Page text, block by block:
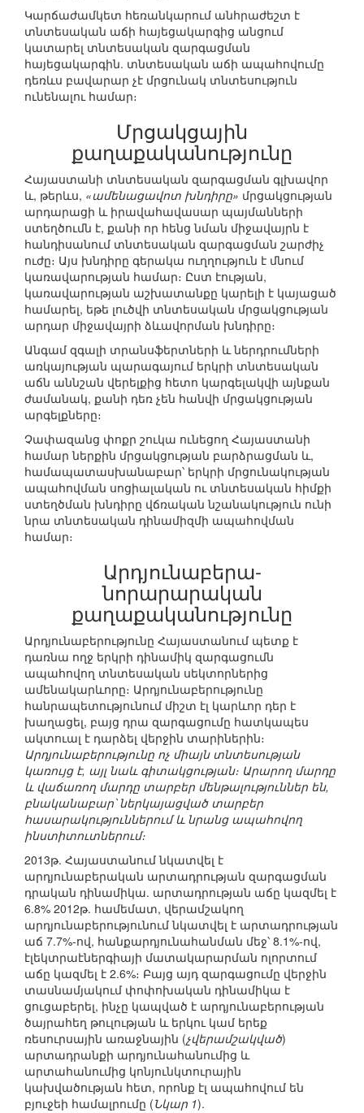
Կարճաժամկետ հեռանկարում անհրաժեշտ է
տնտեսական աճի հայեցակարգից անցում
կատարել տնտեսական զարգացման
հայեցակարգին. տնտեսական աճի ապահովումը
դեռևս բավարար չէ մրցունակ տնտեսություն
ունենալու համար։
Մրցակցային
քաղաքականությունը
Հայաստանի տնտեսական զարգացման գլխավոր
և, թերևս, «ամենացավոտ խնդիրը» մրցակցության
արդարացի և իրավահավասար պայմանների
ստեղծումն է, քանի որ հենց նման միջավայրն է
հանդիսանում տնտեսական զարգացման շարժիչ
ուժը։ Այս խնդիրը գերակա ուղղություն է մնում
կառավարության համար։ Ըստ էության,
կառավարության աշխատանքը կարելի է կայացած
համարել, եթե լուծվի տնտեսական մրցակցության
արդար միջավայրի ձևավորման խնդիրը։
Անգամ զգալի տրանսֆերտների և ներդրումների
առկայության պարագայում երկրի տնտեսական
աճն աննշան վերելքից հետո կարգելակվի այնքան
ժամանակ, քանի դեռ չեն հանվի մրցակցության
արգելքները։
Չափազանց փոքր շուկա ունեցող Հայաստանի
համար ներքին մրցակցության բարձրացման և,
համապատասխանաբար՝ երկրի մրցունակության
ապահովման սոցիալական ու տնտեսական հիմքի
ստեղծման խնդիրը վճռական նշանակություն ունի
նրա տնտեսական դինամիզմի ապահովման
համար։
Արդյունաբերա-
նորարարական
քաղաքականությունը
Արդյունաբերությունը Հայաստանում պետք է
դառնա ողջ երկրի դինամիկ զարգացումն
ապահովող տնտեսական սեկտորներից
ամենակարևորը։ Արդյունաբերությունը
հանրապետությունում միշտ էլ կարևոր դեր է
խաղացել, բայց դրա զարգացումը հատկապես
ակտուալ է դարձել վերջին տարիներին։
Արդյունաբերությունը ոչ միայն տնտեսության
կառույց է, այլ նաև գիտակցության։ Արարող մարդը
և վաճառող մարդը տարբեր մենթալություններ են,
բնականաբար՝ ներկայացված տարբեր
հասարակություններում և նրանց ապահովող
ինստիտուտներում։
2013թ. Հայաստանում նկատվել է
արդյունաբերական արտադրության զարգացման
դրական դինամիկա. արտադրության աճը կազմել է
6.8% 2012թ. համեմատ, վերամշակող
արդյունաբերությունում նկատվել է արտադրության
աճ 7.7%-ով, հանքարդյունահանման մեջ՝ 8.1%-ով,
էլեկտրաէներգիայի մատակարարման ոլորտում
աճը կազմել է 2.6%։ Բայց այդ զարգացումը վերջին
տասնամյակում փոփոխական դինամիկա է
ցուցաբերել, ինչը կապված է արդյունաբերության
ծայրահեղ թուլության և երկու կամ երեք
ռեսուրսային առաջնային (չվերամշակված)
արտադրանքի արդյունահանումից և
արտահանումից կոնյունկտուրային
կախվածության հետ, որոնք էլ ապահովում են
բյուջեի համալրումը (Նկար 1).